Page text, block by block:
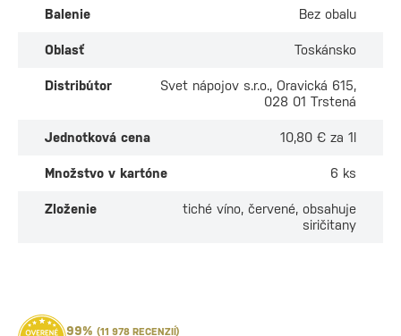
Balenie Bez obalu
Oblasť Toskánsko
Distribútor
Svet nápojov s.r.o., Oravická 615,
028 01 Trstená
Jednotková cena 10,80 € za 1l
Množstvo v kartóne 6 ks
Zloženie
tiché víno, červené, obsahuje
siričitany
99% (11 978 RECENZIÍ)